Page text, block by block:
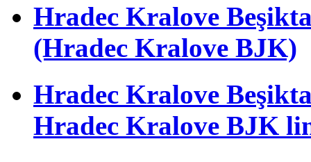
Hradec Kralove
(Hradec Kralove BJK)
Hradec Kralove
Hradec Kralove BJK